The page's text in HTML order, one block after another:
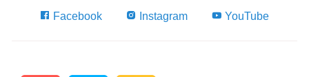
Facebook Instagram YouTube